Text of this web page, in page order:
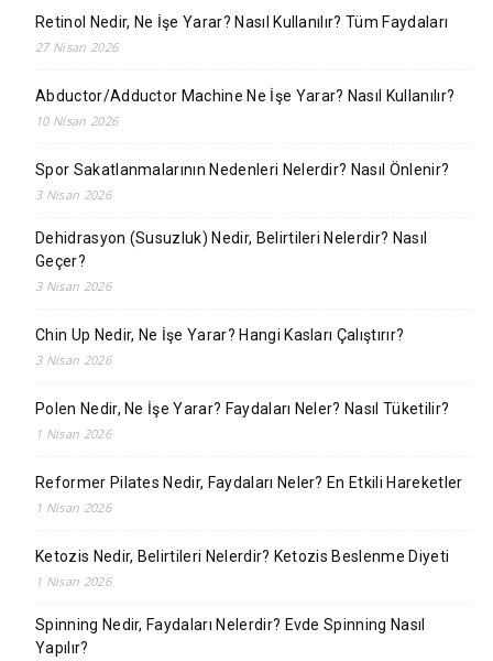
Retinol Nedir, Ne İşe Yarar? Nasıl Kullanılır? Tüm Faydaları
27 Nisan 2026
Abductor/Adductor Machine Ne İşe Yarar? Nasıl Kullanılır?
10 Nisan 2026
Spor Sakatlanmalarının Nedenleri Nelerdir? Nasıl Önlenir?
3 Nisan 2026
Dehidrasyon (Susuzluk) Nedir, Belirtileri Nelerdir? Nasıl
Geçer?
3 Nisan 2026
Chin Up Nedir, Ne İşe Yarar? Hangi Kasları Çalıştırır?
3 Nisan 2026
Polen Nedir, Ne İşe Yarar? Faydaları Neler? Nasıl Tüketilir?
1 Nisan 2026
Reformer Pilates Nedir, Faydaları Neler? En Etkili Hareketler
1 Nisan 2026
Ketozis Nedir, Belirtileri Nelerdir? Ketozis Beslenme Diyeti
1 Nisan 2026
Spinning Nedir, Faydaları Nelerdir? Evde Spinning Nasıl
Yapılır?